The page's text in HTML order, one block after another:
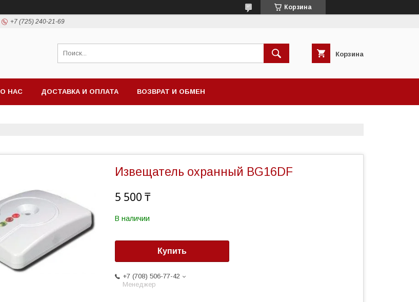
Корзина
+7 (725) 240-21-69
Корзина
О НАС ДОСТАВКА И ОПЛАТА ВОЗВРАТ И ОБМЕН
Извещатель охранный BG16DF
5 500 ₸
В наличии
Купить
+7 (708) 506-77-42
Менеджер